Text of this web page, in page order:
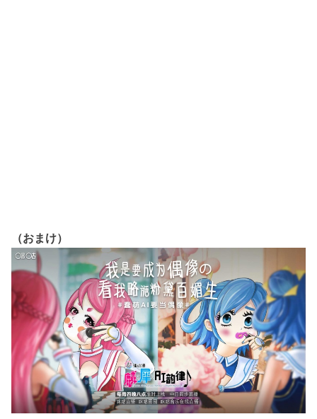
（おまけ）